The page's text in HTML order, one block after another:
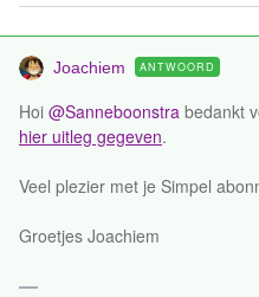
Joachiem ANTWOORD
Hoi @Sanneboonstra bedankt
hier uitleg gegeven.
Veel plezier met je Simpel
Groetjes Joachiem